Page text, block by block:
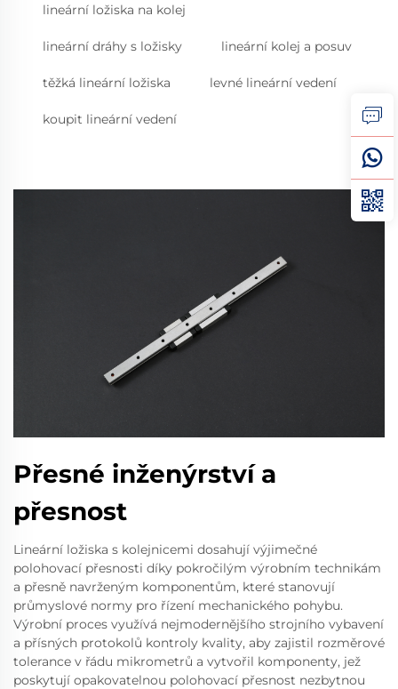
lineární ložiska na kolej
lineární dráhy s ložisky lineární kolej a posuv
těžká lineární ložiska levné lineární vedení
koupit lineární vedení
Přesné inženýrství a
přesnost
Lineární ložiska s kolejnicemi dosahují výjimečné
polohovací přesnosti díky pokročilým výrobním technikám
a přesně navrženým komponentům, které stanovují
průmyslové normy pro řízení mechanického pohybu.
Výrobní proces využívá nejmodernějšího strojního vybavení
a přísných protokolů kontroly kvality, aby zajistil rozměrové
tolerance v řádu mikrometrů a vytvořil komponenty, jež
poskytují opakovatelnou polohovací přesnost nezbytnou